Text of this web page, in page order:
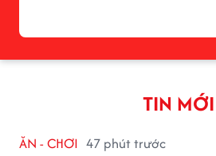
TIN MỚI
ĂN - CHƠI 47 phút trước